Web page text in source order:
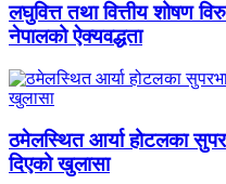
लघुवित्त तथा वित्तीय शोषण
नेपालको ऐक्यवद्धता
ठमेलस्थित आर्या होटलका
दिएको खुलासा